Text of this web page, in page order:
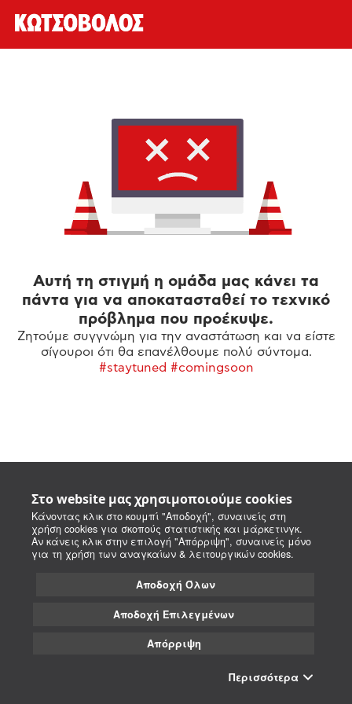
Στο website μας χρησιμοποιούμε cookies
Κάνοντας κλικ στο κουμπί "Αποδοχή", συναινείς στη
χρήση cookies για σκοπούς στατιστικής και μάρκετινγκ.
Αν κάνεις κλικ στην επιλογή "Απόρριψη", συναινείς μόνο
για τη χρήση των αναγκαίων & λειτουργικών cookies.
Αποδοχή Όλων
Αποδοχή Επιλεγμένων
Απόρριψη
Περισσότερα
Αυτή τη στιγμή η ομάδα μας κάνει τα
πάντα για να αποκατασταθεί το τεχνικό
πρόβλημα που προέκυψε.
Ζητούμε συγγνώμη για την αναστάτωση και να είστε
σίγουροι ότι θα επανέλθουμε πολύ σύντομα.
#staytuned #comingsoon